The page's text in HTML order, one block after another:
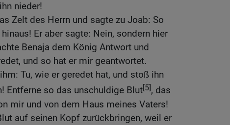
nieder!
Zelt des Herrn und sagte zu Joab: So
Er aber sagte: Nein, sondern hier
Benaja dem König Antwort und
und so hat er mir geantwortet.
Tu, wie er geredet hat, und stoß ihn
Entferne so das unschuldige Blut[5], das
mir und von dem Haus meines Vaters!
auf seinen Kopf zurückbringen, weil er